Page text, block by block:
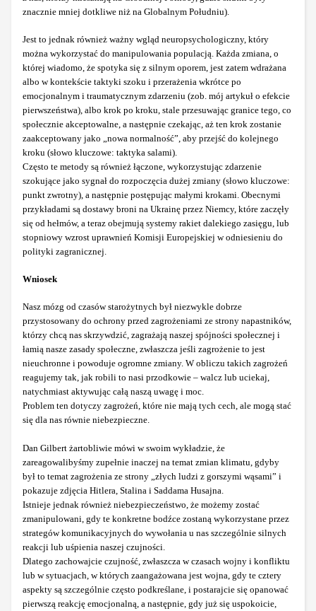
znacznie mniej dotkliwe niż na Globalnym Południu).
Jest to jednak również ważny wgląd neuropsychologiczny, który
można wykorzystać do manipulowania populacją. Każda zmiana, o
której wiadomo, że spotyka się z silnym oporem, jest zatem wdrażana
albo w kontekście taktyki szoku i przerażenia wkrótce po
emocjonalnym i traumatycznym zdarzeniu (zob. mój artykuł o efekcie
pierwszeństwa), albo krok po kroku, stale przesuwając granice tego, co
społecznie akceptowalne, a następnie czekając, aż ten krok zostanie
zaakceptowany jako „nowa normalność”, aby przejść do kolejnego
kroku (słowo kluczowe: taktyka salami).
Często te metody są również łączone, wykorzystując zdarzenie
szokujące jako sygnał do rozpoczęcia dużej zmiany (słowo kluczowe:
punkt zwrotny), a następnie postępując małymi krokami. Obecnymi
przykładami są dostawy broni na Ukrainę przez Niemcy, które zaczęły
się od hełmów, a teraz obejmują systemy rakiet dalekiego zasięgu, lub
stopniowy wzrost uprawnień Komisji Europejskiej w odniesieniu do
polityki zagranicznej.
Wniosek
Nasz mózg od czasów starożytnych był niezwykle dobrze
przystosowany do ochrony przed zagrożeniami ze strony napastników,
którzy chcą nas skrzywdzić, zagrażają naszej spójności społecznej i
łamią nasze zasady społeczne, zwłaszcza jeśli zagrożenie to jest
nieuchronne i powoduje ogromne zmiany. W obliczu takich zagrożeń
reagujemy tak, jak robili to nasi przodkowie – walcz lub uciekaj,
natychmiast aktywując całą naszą uwagę i moc.
Problem ten dotyczy zagrożeń, które nie mają tych cech, ale mogą stać
się dla nas równie niebezpieczne.
Dan Gilbert żartobliwie mówi w swoim wykładzie, że
zareagowalibyśmy zupełnie inaczej na temat zmian klimatu, gdyby
był to temat zagrożenia ze strony „złych ludzi z gorszymi wąsami” i
pokazuje zdjęcia Hitlera, Stalina i Saddama Husajna.
Istnieje jednak również niebezpieczeństwo, że możemy zostać
zmanipulowani, gdy te konkretne bodźce zostaną wykorzystane przez
strategów komunikacyjnych do wywołania u nas szczególnie silnych
reakcji lub uśpienia naszej czujności.
Dlatego zachowajcie czujność, zwłaszcza w czasach wojny i konfliktu
lub w sytuacjach, w których zaangażowana jest wojna, gdy te cztery
aspekty są szczególnie często podkreślane, i postarajcie się opanować
pierwszą reakcję emocjonalną, a następnie, gdy już się uspokoicie,